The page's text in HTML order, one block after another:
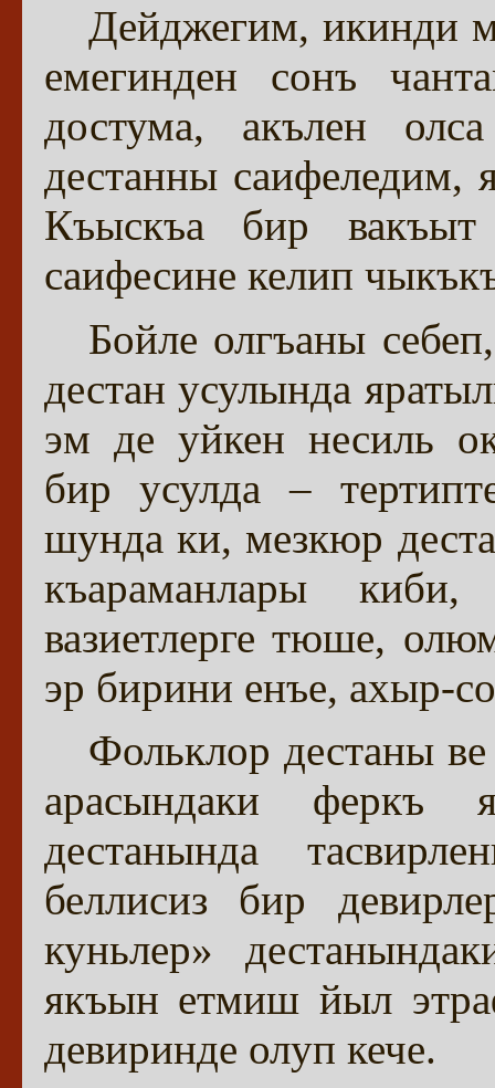
Дейджегим, икинди
емегинден сонъ
достума, акълен
дестанны
Къыскъа бир вакъыт
саифесине келип
Бойле олгъаны
дестан усулында
эм де уйкен несиль
бир усулда –
шунда ки, мезкюр
къараманлары
вазиетлерге тюше,
эр бирини енъе, ахыр-
Фольклор дестаны
арасындаки феркъ
дестанында
беллисиз бир
куньлер»
якъын етмиш йыл
девиринде олуп кече.